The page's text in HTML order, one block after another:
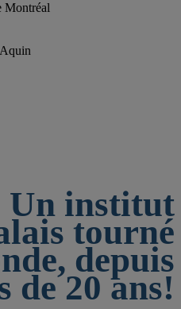
Montréal
Un institut
tourné
depuis
de 20 ans!